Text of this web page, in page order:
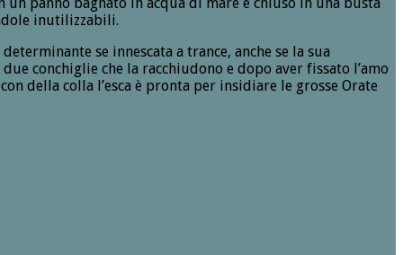
inutilizzabili.
se innescata a trance, anche se la sua
conchiglie che la racchiudono e dopo aver fissato l’amo
della colla l’esca è pronta per insidiare le grosse Orate